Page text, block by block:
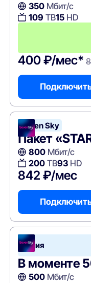
350Мбит/с
109 ТВ15HD
400 ₽/мес*
Seven Sky
Пакет
800Мбит/с
200ТВ93HD
842 ₽/мес
Акция
В моменте
500Мбит/с